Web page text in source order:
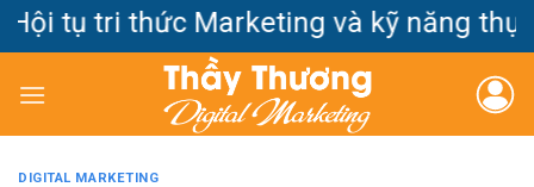
dung
tụ tri thức Marketing và kỹ năng thực
DIGITAL MARKETING